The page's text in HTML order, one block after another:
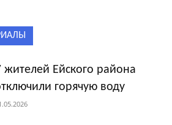
жителей Ейского района
горячую воду